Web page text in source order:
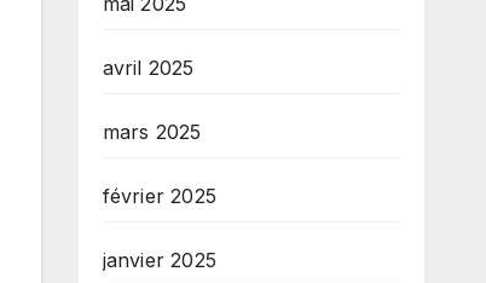
avril 2025
mars 2025
février 2025
janvier 2025